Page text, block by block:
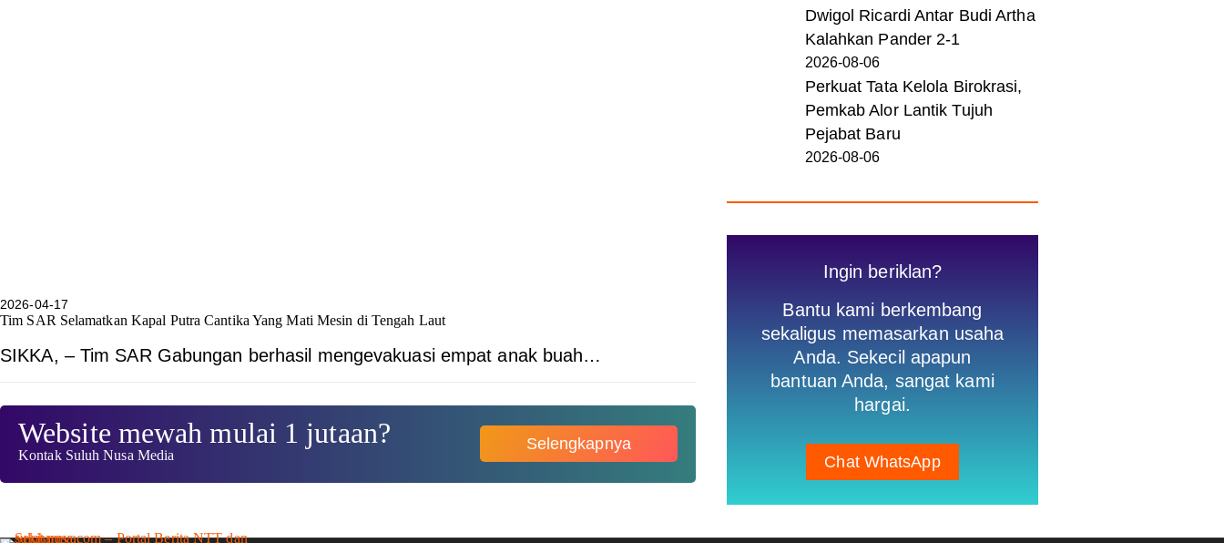
2026-04-17
Tim SAR Selamatkan Kapal Putra Cantika Yang Mati Mesin di Tengah Laut
SIKKA, – Tim SAR Gabungan berhasil mengevakuasi empat anak buah…
Website mewah mulai 1 jutaan?
Kontak Suluh Nusa Media
Selengkapnya
Dwigol Ricardi Antar Budi Artha
Kalahkan Pander 2-1
2026-08-06
Perkuat Tata Kelola Birokrasi,
Pemkab Alor Lantik Tujuh
Pejabat Baru
2026-08-06
Ingin beriklan?
Bantu kami berkembang
sekaligus memasarkan usaha
Anda. Sekecil apapun
bantuan Anda, sangat kami
hargai.
Chat WhatsApp